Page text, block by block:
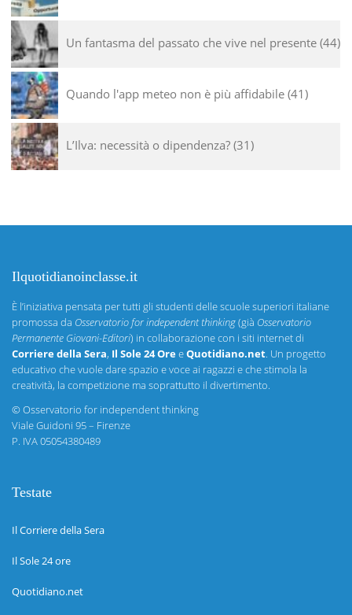
Un fantasma del passato che vive nel presente 44
Quando l'app meteo non è più affidabile 41
L’Ilva: necessità o dipendenza? 31
Ilquotidianoinclasse.it
È l’iniziativa pensata per tutti gli studenti delle scuole superiori italiane
promossa da Osservatorio for independent thinking(già Osservatorio
Permanente Giovani-Editori) in collaborazione con i siti internet di
Corriere della Sera, Il Sole 24 OreeQuotidiano.net. Un progetto
educativo che vuole dare spazio e voce ai ragazzi e che stimola la
creatività, la competizione ma soprattutto il divertimento.
©Osservatorio for independent thinking
Viale Guidoni 95 – Firenze
P. IVA 05054380489
Testate
Il Corriere della Sera
Il Sole 24 ore
Quotidiano.net